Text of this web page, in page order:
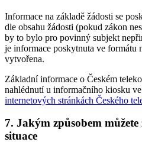
Informace na základě žádosti se
dle obsahu žádosti (pokud zákon
by to bylo pro povinný subjekt
je informace poskytnuta ve formátu
vytvořena.
Základní informace o Českém
nahlédnutí u informačního kiosku
internetových stránkách Českého
7. Jakým způsobem
situace